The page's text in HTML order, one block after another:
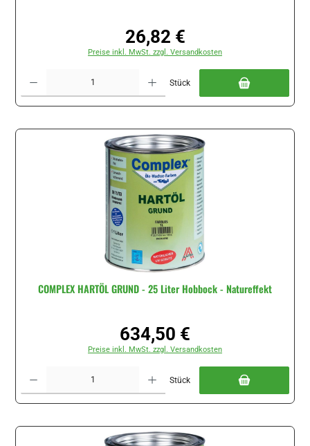
Regulärer Preis:
26,82 €
Preise inkl. MwSt. zzgl. Versandkosten
Stück
COMPLEX HARTÖL GRUND - 25 Liter Hobbock - Natureffekt
Regulärer Preis:
634,50 €
Preise inkl. MwSt. zzgl. Versandkosten
Stück